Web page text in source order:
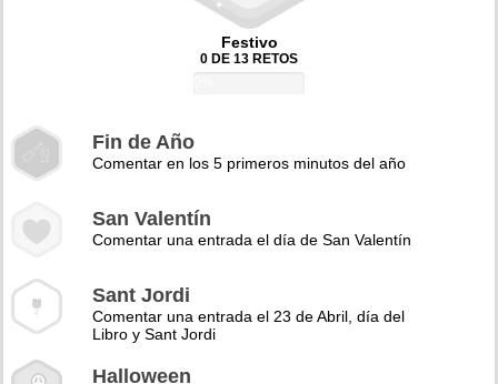
Festivo
0 DE 13 RETOS
Fin de Año
Comentar en los 5 primeros minutos del año
San Valentín
Comentar una entrada el día de San Valentín
Sant Jordi
Comentar una entrada el 23 de Abril, día del
Libro y Sant Jordi
Halloween